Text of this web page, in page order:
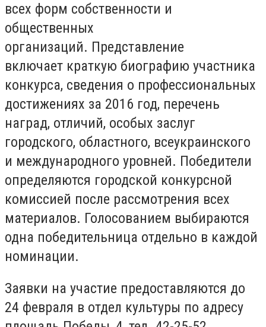
всех форм собственности и
общественных
организаций. Представление
включает краткую биографию участника
конкурса, сведения о профессиональных
достижениях за 2016 год, перечень
наград, отличий, особых заслуг
городского, областного, всеукраинского
и международного уровней. Победители
определяются городской конкурсной
комиссией после рассмотрения всех
материалов. Голосованием выбираются
одна победительница отдельно в каждой
номинации.
Заявки на участие предоставляются до
24 февраля в отдел культуры по адресу